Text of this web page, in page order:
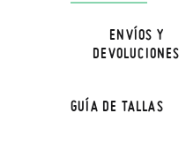
ENVÍOS Y
DEVOLUCIONES
GUÍA DE TALLAS